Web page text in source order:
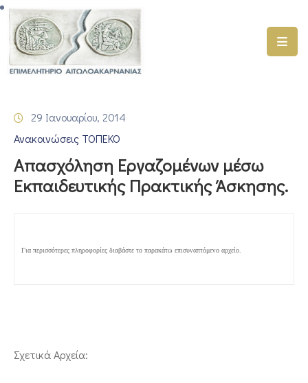
ΑΡΧΙΚΗ
ΓΕΜΗ
–
ΠΡΟΓΡΑΜΜΑΤΑ
ΣΕ
29 Ιανουαρίου, 2014
Ανακοινώσεις ΤΟΠΕΚΟ
Απασχόληση Εργαζομένων μέσω
Εκπαιδευτικής Πρακτικής Άσκησης.
Για περισσότερες πληροφορίες διαβάστε το παρακάτω επισυναπτόμενο αρχείο.
Σχετικά Αρχεία: